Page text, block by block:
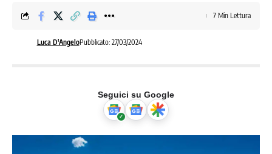
Luca D'AngeloPubblicato: 27/03/2024
7 Min Lettura
Seguici su Google